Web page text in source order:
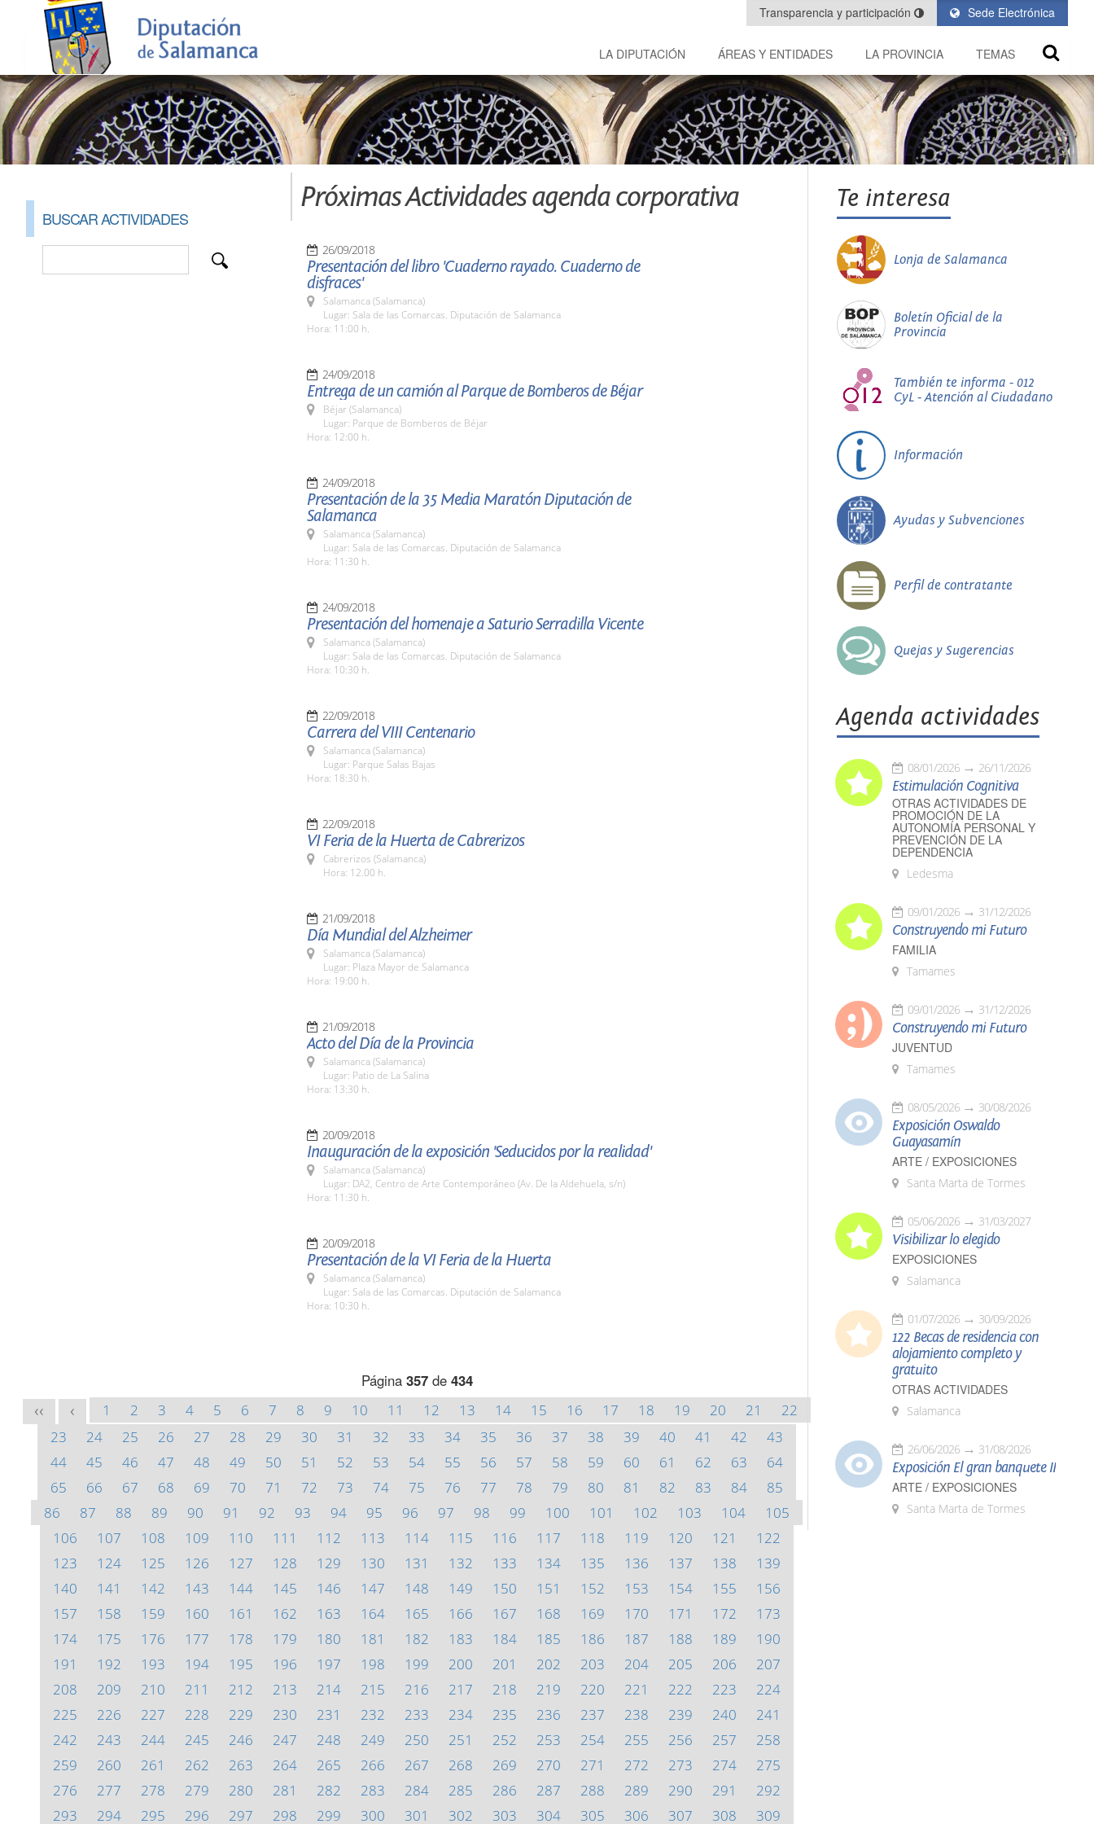
Sede Electrónica
Transparencia y participación
LA DIPUTACIÓN ÁREAS Y ENTIDADES LA PROVINCIA TEMAS
BUSCAR ACTIVIDADES
Próximas Actividades agenda corporativa
26/09/2018
Presentación del libro 'Cuaderno rayado. Cuaderno de
disfraces'
Salamanca (Salamanca)
Lugar: Sala de las Comarcas. Diputación de Salamanca
Hora: 11:00 h.
24/09/2018
Entrega de un camión al Parque de Bomberos de Béjar
Béjar (Salamanca)
Lugar: Parque de Bomberos de Béjar
Hora: 12:00 h.
24/09/2018
Presentación de la 35 Media Maratón Diputación de
Salamanca
Salamanca (Salamanca)
Lugar: Sala de las Comarcas. Diputación de Salamanca
Hora: 11:30 h.
24/09/2018
Presentación del homenaje a Saturio Serradilla Vicente
Salamanca (Salamanca)
Lugar: Sala de las Comarcas. Diputación de Salamanca
Hora: 10:30 h.
22/09/2018
Carrera del VIII Centenario
Salamanca (Salamanca)
Lugar: Parque Salas Bajas
Hora: 18:30 h.
22/09/2018
VI Feria de la Huerta de Cabrerizos
Cabrerizos (Salamanca)
Hora: 12.00 h.
21/09/2018
Día Mundial del Alzheimer
Salamanca (Salamanca)
Lugar: Plaza Mayor de Salamanca
Hora: 19:00 h.
21/09/2018
Acto del Día de la Provincia
Salamanca (Salamanca)
Lugar: Patio de La Salina
Hora: 13:30 h.
20/09/2018
Inauguración de la exposición 'Seducidos por la realidad'
Salamanca (Salamanca)
Lugar: DA2, Centro de Arte Contemporáneo (Av. De la Aldehuela, s/n)
Hora: 11:30 h.
20/09/2018
Presentación de la VI Feria de la Huerta
Salamanca (Salamanca)
Lugar: Sala de las Comarcas. Diputación de Salamanca
Hora: 10:30 h.
Página 357de 434
<< < 1 2 3 4 5 6 7 8 9 10 11 12 13 14 15 16 17 18 19 20 21
22
23
24 25 26 27 28 29 30 31 32 33 34 35 36 37 38 39 40 41 42
43
44
45 46 47 48 49 50 51 52 53 54 55 56 57 58 59 60 61 62 63
64
65
66 67 68 69 70 71 72 73 74 75 76 77 78 79 80 81 82 83 84
85
86
87 88 89 90 91 92 93 94 95 96 97 98 99 100 101 102 103 104
105
106
107 108 109 110 111 112 113 114 115 116 117 118 119 120 121
122
123
124 125 126 127 128 129 130 131 132 133 134 135 136 137 138
139
140
141 142 143 144 145 146 147 148 149 150 151 152 153 154 155
156
157
158 159 160 161 162 163 164 165 166 167 168 169 170 171 172
173
174
175 176 177 178 179 180 181 182 183 184 185 186 187 188 189
190
191
192 193 194 195 196 197 198 199 200 201 202 203 204 205 206
207
208
209 210 211 212 213 214 215 216 217 218 219 220 221 222 223
224
225
226 227 228 229 230 231 232 233 234 235 236 237 238 239 240
241
242
243 244 245 246 247 248 249 250 251 252 253 254 255 256 257
258
259
260 261 262 263 264 265 266 267 268 269 270 271 272 273 274
275
276
277 278 279 280 281 282 283 284 285 286 287 288 289 290 291
292
293
294 295 296 297 298 299 300 301 302 303 304 305 306 307 308 309
Te interesa
Lonja de Salamanca
Boletín Oficial de la
Provincia
También te informa - 012
CyL - Atención al Ciudadano
Información
Ayudas y Subvenciones
Perfil de contratante
Quejas y Sugerencias
Agenda actividades
08/01/2026 26/11/2026
Estimulación Cognitiva
OTRAS ACTIVIDADES DE
PROMOCIÓN DE LA
AUTONOMÍA PERSONAL Y
PREVENCIÓN DE LA
DEPENDENCIA
Ledesma
09/01/2026 31/12/2026
Construyendo mi Futuro
FAMILIA
Tamames
09/01/2026 31/12/2026
Construyendo mi Futuro
JUVENTUD
Tamames
08/05/2026 30/08/2026
Exposición Oswaldo
Guayasamín
ARTE / EXPOSICIONES
Santa Marta de Tormes
05/06/2026 31/03/2027
Visibilizar lo elegido
EXPOSICIONES
Salamanca
01/07/2026 30/09/2026
122 Becas de residencia con
alojamiento completo y
gratuito
OTRAS ACTIVIDADES
Salamanca
26/06/2026 31/08/2026
Exposición El gran banquete II
ARTE / EXPOSICIONES
Santa Marta de Tormes